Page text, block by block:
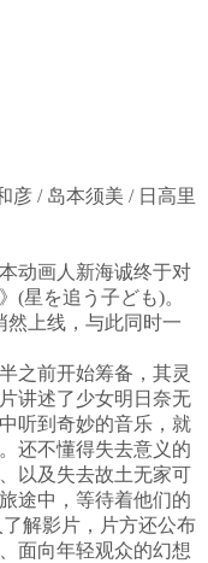
/ 岛本须美 / 日高里
画人新海诚终于对
(星を追う子ども)。
然上线，与此同时一
前开始筹备，其灵
讲述了少女明日奈无
听到奇妙的音乐，就
还不懂得失去意义的
以及失去故土无家可
途中，等待着他们的
解影片，片方还公布
面向年轻观众的幻想